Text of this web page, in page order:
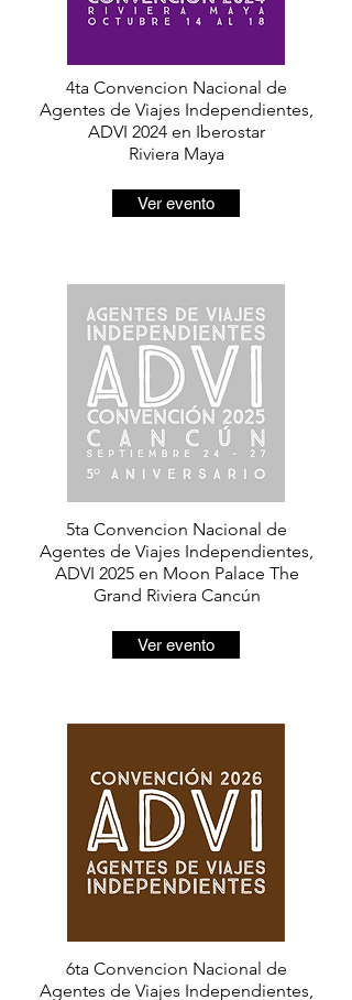
4ta Convencion Nacional de
Agentes de Viajes Independientes,
ADVI 2024 en Iberostar
Riviera Maya
Ver evento
5ta Convencion Nacional de
Agentes de Viajes Independientes,
ADVI 2025 en Moon Palace The
Grand Riviera Cancún
Ver evento
6ta Convencion Nacional de
Agentes de Viajes Independientes,